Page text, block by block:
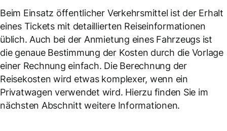
Beim Einsatz öffentlicher Verkehrsmittel ist der Erhalt
eines Tickets mit detaillierten Reiseinformationen
üblich. Auch bei der Anmietung eines Fahrzeugs ist
die genaue Bestimmung der Kosten durch die Vorlage
einer Rechnung einfach. Die Berechnung der
Reisekosten wird etwas komplexer, wenn ein
Privatwagen verwendet wird. Hierzu finden Sie im
nächsten Abschnitt weitere Informationen.